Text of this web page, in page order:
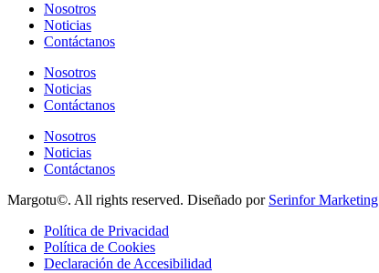
Nosotros
Noticias
Contáctanos
Nosotros
Noticias
Contáctanos
Nosotros
Noticias
Contáctanos
Margotu©. All rights reserved. Diseñado por Serinfor Marketing
Política de Privacidad
Política de Cookies
Declaración de Accesibilidad